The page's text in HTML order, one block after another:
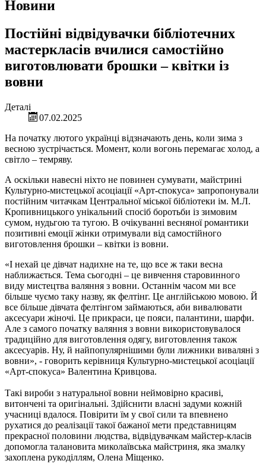
Новини
Постійні відвідувачки бібліотечних
мастеркласів вчилися самостійно
виготовлювати брошки – квітки із
вовни
Деталі
07.02.2025
На початку лютого українці відзначають день, коли зима з
весною зустрічається. Момент, коли вогонь перемагає холод, а
світло – темряву.
А оскільки навесні ніхто не повинен сумувати, майстрині
Культурно-мистецької асоціації «Арт-спокуса» запропонували
постійним читачкам Центральної міської бібліотеки ім. М.Л.
Кропивницького унікальний спосіб боротьби із зимовим
сумом, нудьгою та тугою. В очікуванні весняної романтики
позитивні емоції жінки отримували від самостійного
виготовлення брошки – квітки із вовни.
«І нехай це дівчат надихне на те, що все ж таки весна
наближається. Тема сьогодні – це вивчення старовинного
виду мистецтва валяння з вовни. Останнім часом ми все
більше чуємо таку назву, як фелтінг. Це англійською мовою. Й
все більше дівчата фелтінгом займаються, аби вивалювати
аксесуари жіночі. Це прикраси, це пояси, палантини, шарфи.
Але з самого початку валяння з вовни використовувалося
традиційно для виготовлення одягу, виготовлення також
аксесуарів. Ну, й найпопулярнішими були лижники виваляні з
вовни», - говорить керівниця Культурно-мистецької асоціації
«Арт-спокуса» Валентина Кривцова.
Такі вироби з натуральної вовни неймовірно красиві,
витончені та оригінальні. Здійснити власні задуми кожній
учасниці вдалося. Повірити їм у свої сили та впевнено
рухатися до реалізації такої бажаної мети представницям
прекрасної половини людства, відвідувачкам майстер-класів
допомогла талановита миколаївська майстриня, яка змалку
захоплена рукоділлям, Олена Міщенко.